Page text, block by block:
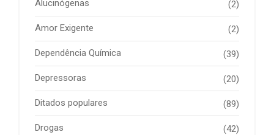
Alucinógenas (2)
Amor Exigente (2)
Dependência Química (39)
Depressoras (20)
Ditados populares (89)
Drogas (42)